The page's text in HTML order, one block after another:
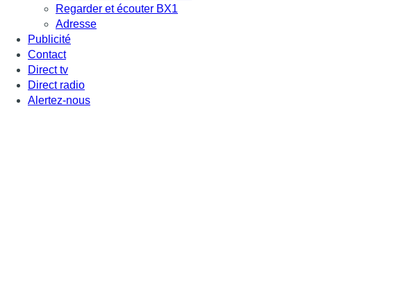
Regarder et écouter BX1
Adresse
Publicité
Contact
Direct tv
Direct radio
Alertez-nous